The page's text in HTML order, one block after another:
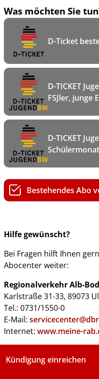
Was möchten Sie
D-Ticket
D-TICKET
FSJler, junge
D-TICKET
Bestehendes Abo
Hilfe gewünscht?
Bei Fragen hilft Ihnen
Abocenter weiter:
Regionalverkehr Alb-
Karlstraße 31-33, 89073
Tel.: 0731/1550-0
E-Mail:
Internet: www.meine-
Kündigung einreichen